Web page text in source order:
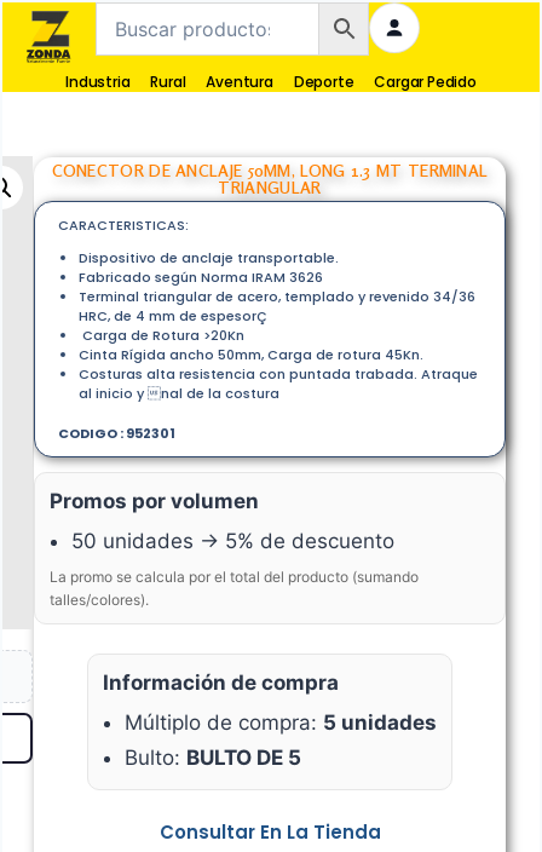
Industria Rural Aventura Deporte Cargar Pedido
CONECTOR DE ANCLAJE 50MM, LONG 1.3 MT TERMINAL
TRIANGULAR
Consultar En La Tienda
CARACTERISTICAS:
Dispositivo de anclaje transportable.
Fabricado según Norma IRAM 3626
Terminal triangular de acero, templado y revenido 34/36
HRC, de 4 mm de espesorÇ
Carga de Rotura >20Kn
Cinta Rígida ancho 50mm, Carga de rotura 45Kn.
Costuras alta resistencia con puntada trabada. Atraque
al inicio y nal de la costura
CODIGO : 952301
Promos por volumen
50 unidades → 5% de descuento
La promo se calcula por el total del producto (sumando
talles/colores).
Información de compra
Múltiplo de compra: 5 unidades
Bulto: BULTO DE 5